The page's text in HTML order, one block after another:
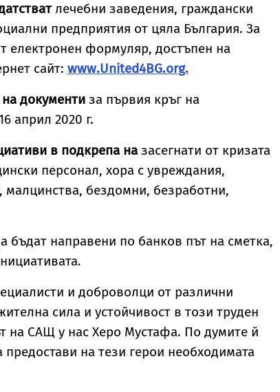
лечебни заведения, граждански
предприятия от цяла България. За
електронен формуляр, достъпен на
сайт: www.United4BG.org.
документи за първия кръг на
април 2020 г.
в подкрепа назасегнати от кризата
персонал, хора с увреждания,
бездомни, безработни,
бъдат направени по банков път на сметка,
и доброволци от различни
сила и устойчивост в този труден
на САЩ у нас Херо Мустафа. По думите й
на тези герои необходимата